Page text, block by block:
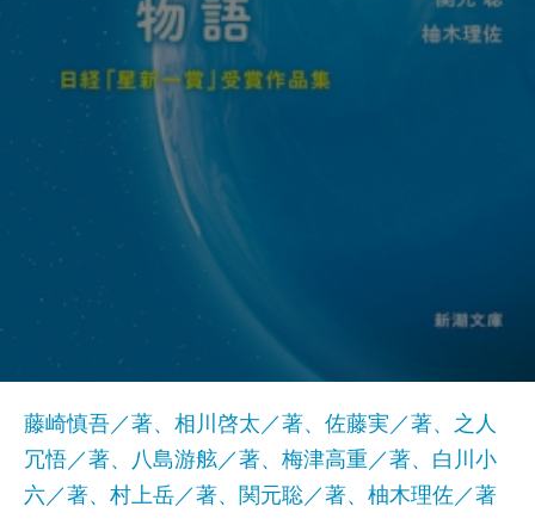
藤崎慎吾／著、相川啓太／著、佐藤実／著、之人
冗悟／著、八島游舷／著、梅津高重／著、白川小
六／著、村上岳／著、関元聡／著、柚木理佐／著